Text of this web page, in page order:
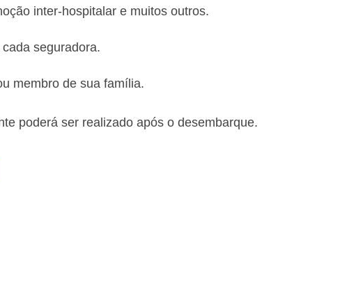
inter-hospitalar e muitos outros.
seguradora.
membro de sua família.
poderá ser realizado após o desembarque.